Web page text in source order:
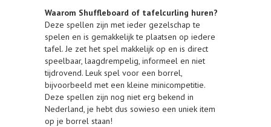
Waarom Shuffleboard of tafelcurling huren?
Deze spellen zijn met ieder gezelschap te
spelen en is gemakkelijk te plaatsen op iedere
tafel. Je zet het spel makkelijk op en is direct
speelbaar, laagdrempelig, informeel en niet
tijdrovend. Leuk spel voor een borrel,
bijvoorbeeld met een kleine minicompetitie.
Deze spellen zijn nog niet erg bekend in
Nederland, je hebt dus sowieso een uniek item
op je borrel staan!